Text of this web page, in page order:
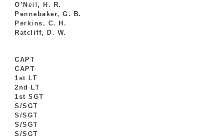
O’Neil, H. R.
Pennebaker, G. B.
Perkins, C. H.
Ratcliff, D. W.
CAPT
CAPT
1st LT
2nd LT
1st SGT
S/SGT
S/SGT
S/SGT
S/SGT